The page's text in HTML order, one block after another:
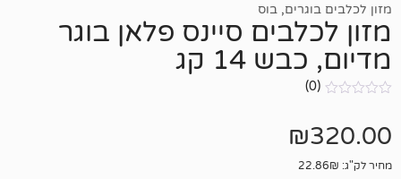
,בוס
סיינס פלאן בוגר
14 קג